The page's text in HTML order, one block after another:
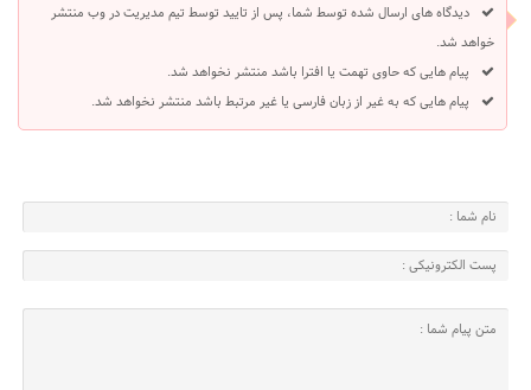
دیدگاه های ارسال شده توسط شما، پس از تایید توسط تیم مدیریت در وب منتشر
خواهد شد.
پیام هایی که حاوی تهمت یا افترا باشد منتشر نخواهد شد.
پیام هایی که به غیر از زبان فارسی یا غیر مرتبط باشد منتشر نخواهد شد.